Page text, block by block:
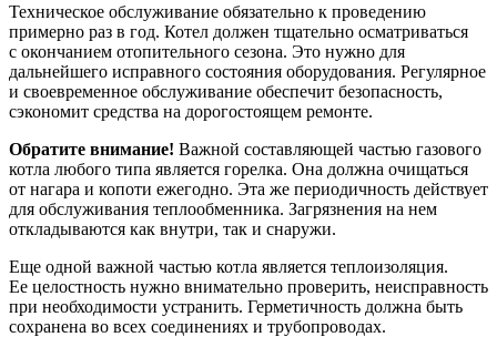
Техническое обслуживание обязательно к проведению
примерно раз в год. Котел должен тщательно осматриваться
с окончанием отопительного сезона. Это нужно для
дальнейшего исправного состояния оборудования. Регулярное
и своевременное обслуживание обеспечит безопасность,
сэкономит средства на дорогостоящем ремонте.
Обратите внимание! Важной составляющей частью газового
котла любого типа является горелка. Она должна очищаться
от нагара и копоти ежегодно. Эта же периодичность действует
для обслуживания теплообменника. Загрязнения на нем
откладываются как внутри, так и снаружи.
Еще одной важной частью котла является теплоизоляция.
Ее целостность нужно внимательно проверить, неисправность
при необходимости устранить. Герметичность должна быть
сохранена во всех соединениях и трубопроводах.